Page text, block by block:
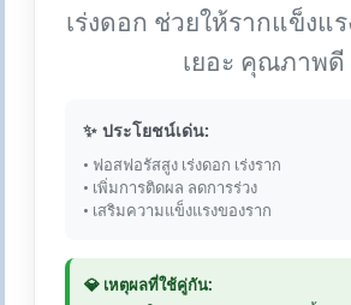
เร่งดอก ช่วยให้รากแข็งแ
เยอะ คุณภาพดี
✨ ประโยชน์เด่น:
• ฟอสฟอรัสสูง เร่งดอก เร่งราก
• เพิ่มการติดผล ลดการร่วง
• เสริมความแข็งแรงของราก
💎 เหตุผลที่ใช้คู่กัน: